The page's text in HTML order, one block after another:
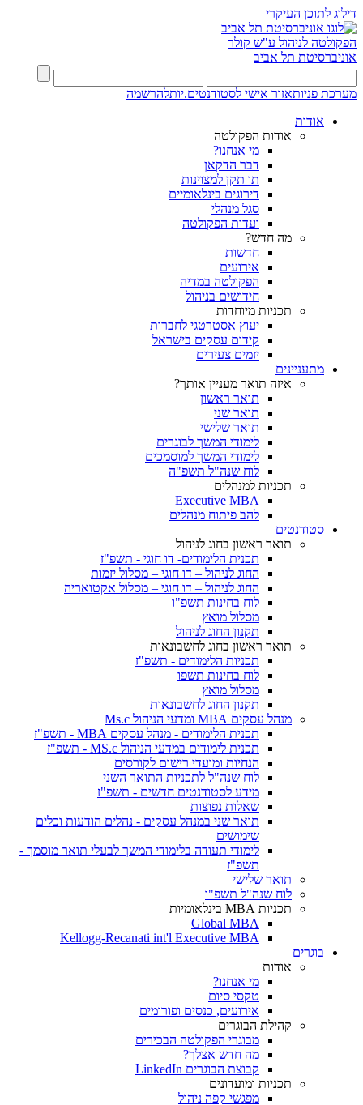
דילוג לתוכן העיקרי
הפקולטה לניהול ע"ש קולר
אוניברסיטת תל אביב
מערכת פניותאזור אישי לסטודנטים.יותלהרשמה
אודות
אודות הפקולטה
מי אנחנו?
דבר הדקאן
תו תקן למצוינות
דירוגים בינלאומיים
סגל מנהלי
ועדות הפקולטה
מה חדש?
חדשות
אירועים
הפקולטה במדיה
חידושים בניהול
תכניות מיוחדות
יעוץ אסטרטגי לחברות
קידום עסקים בישראל
יזמים צעירים
מתעניינים
איזה תואר מעניין אותך?
תואר ראשון
תואר שני
תואר שלישי
לימודי המשך לבוגרים
לימודי המשך למוסמכים
לוח שנה"ל תשפ"ה
תכניות למנהלים
Executive MBA
להב פיתוח מנהלים
סטודנטים
תואר ראשון בחוג לניהול
תכנית הלימודים- דו חוגי - תשפ"ז
החוג לניהול – דו חוגי – מסלול יזמות
החוג לניהול – דו חוגי – מסלול אקטואריה
לוח בחינות תשפ"ו
מסלול מואץ
תקנון החוג לניהול
תואר ראשון בחוג לחשבונאות
תכניות הלימודים - תשפ"ז
לוח בחינות תשפו
מסלול מואץ
תקנון החוג לחשבונאות
מנהל עסקים MBA ומדעי הניהול Ms.c
תכנית הלימודים - מנהל עסקים MBA - תשפ"ז
תכנית לימודים במדעי הניהול MS.c - תשפ"ז
הנחיות ומועדי רישום לקורסים
לוח שנה"ל לתכניות התואר השני
מידע לסטודנטים חדשים - תשפ"ז
שאלות נפוצות
תואר שני במנהל עסקים - נהלים הודעות וכלים
שימושים
לימודי תעודה בלימודי המשך לבעלי תואר מוסמך -
תשפ"ז
תואר שלישי
לוח שנה"ל תשפ"ו
תכניות MBA בינלאומיות
Global MBA
Kellogg-Recanati int'l Executive MBA
בוגרים
אודות
מי אנחנו?
טקסי סיום
אירועים, כנסים ופורומים
קהילת הבוגרים
מבוגרי הפקולטה הבכירים
מה חדש אצלך?
קבוצת הבוגרים LinkedIn
תכניות ומועדונים
מפגשי קפה ניהול